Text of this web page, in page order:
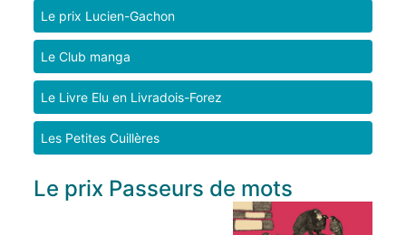
pratiques
Le prix Lucien-Gachon
Le Club manga
Le Livre Elu en Livradois-Forez
Les Petites Cuillères
Le prix Passeurs de mots